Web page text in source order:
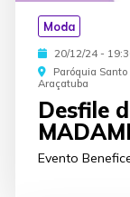
Moda
20/12/24 -
Paróquia
Araçatuba
Desfile
Evento